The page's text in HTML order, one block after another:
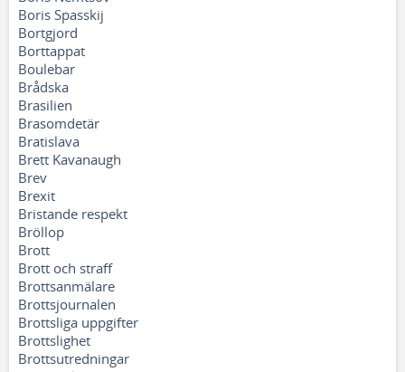
Boris Spasskij
Bortgjord
Borttappat
Boulebar
Brådska
Brasilien
Brasomdetär
Bratislava
Brett Kavanaugh
Brev
Brexit
Bristande respekt
Bröllop
Brott
Brott och straff
Brottsanmälare
Brottsjournalen
Brottsliga uppgifter
Brottslighet
Brottsutredningar